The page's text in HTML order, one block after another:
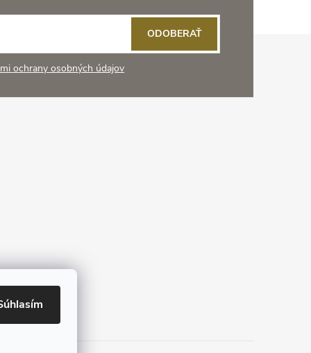
ochrany osobných údajov
ODOBERAŤ